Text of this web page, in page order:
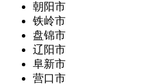
朝阳市
铁岭市
盘锦市
辽阳市
阜新市
营口市